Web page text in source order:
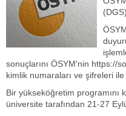
sonuçlarını ÖSYM'nin https://
kimlik numaraları ve şifreleri
Bir yükseköğretim programını
üniversite tarafından 21-27